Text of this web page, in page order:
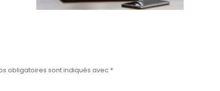
obligatoires sont indiqués avec *